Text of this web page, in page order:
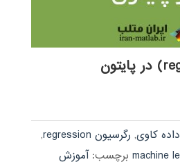
داده کاوی, رگرسیون regression
,
برچسب:آموزش